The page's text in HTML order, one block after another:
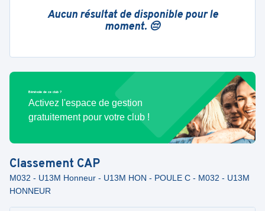
Aucun résultat de disponible pour le
moment. 😔
Bénévole de ce club ?
Activez l'espace de gestion
gratuitement pour votre club !
Classement CAP
M032 - U13M Honneur - U13M HON - POULE C - M032 - U13M
HONNEUR